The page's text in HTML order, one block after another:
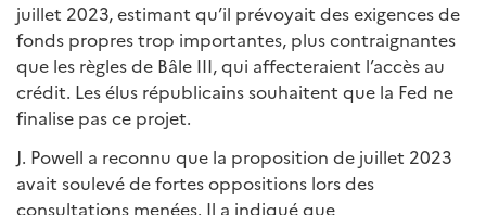
juillet 2023, estimant qu’il prévoyait des exigences de
fonds propres trop importantes, plus contraignantes
que les règles de Bâle III, qui affecteraient l’accès au
crédit. Les élus républicains souhaitent que la Fed ne
finalise pas ce projet.
J. Powell a reconnu que la proposition de juillet 2023
avait soulevé de fortes oppositions lors des
consultations menées. Il a indiqué que